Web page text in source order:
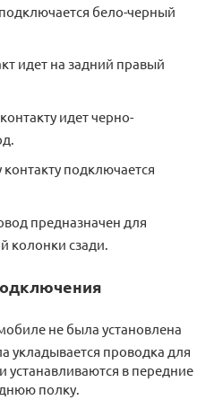
бело-черный
идет на задний правый
идет черно-
подключается
предназначен для
колонки сзади.
не была установлена
укладывается проводка для
в передние
полку.